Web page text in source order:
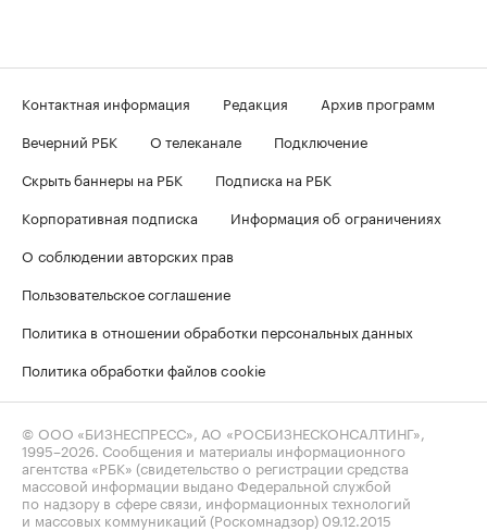
Контактная информация Редакция
Архив программ
Вечерний РБК
О телеканале
Подключение
Скрыть баннеры на РБК
Подписка на РБК
Корпоративная подписка
Информация об ограничениях
О соблюдении авторских прав
Пользовательское соглашение
Политика в отношении обработки персональных данных
Политика обработки файлов cookie
© ООО «БИЗНЕСПРЕСС», АО «РОСБИЗНЕСКОНСАЛТИНГ»,
1995–2026 . Сообщения и материалы информационного
агентства «РБК» (свидетельство о регистрации средства
массовой информации выдано Федеральной службой
по надзору в сфере связи, информационных технологий
и массовых коммуникаций (Роскомнадзор) 09.12.2015